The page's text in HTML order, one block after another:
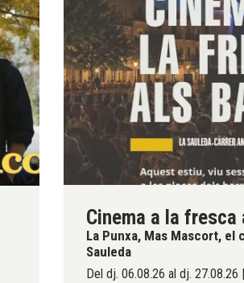
Cinema a la
La Punxa, Mas Mascort, el
Sauleda
Del dj. 06.08.26 al dj. 27.08.26